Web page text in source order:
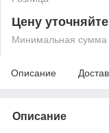
Цену уточняйте
Минимальная сумма
Описание
Описание